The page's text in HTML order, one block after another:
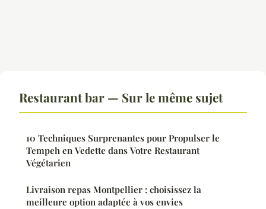
Restaurant bar — Sur le même sujet
10 Techniques Surprenantes pour Propulser le
Tempeh en Vedette dans Votre Restaurant
Végétarien
Livraison repas Montpellier : choisissez la
meilleure option adaptée à vos envies